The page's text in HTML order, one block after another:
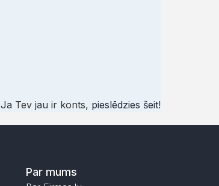
Ja Tev jau ir konts, pieslēdzies šeit!
Par mums